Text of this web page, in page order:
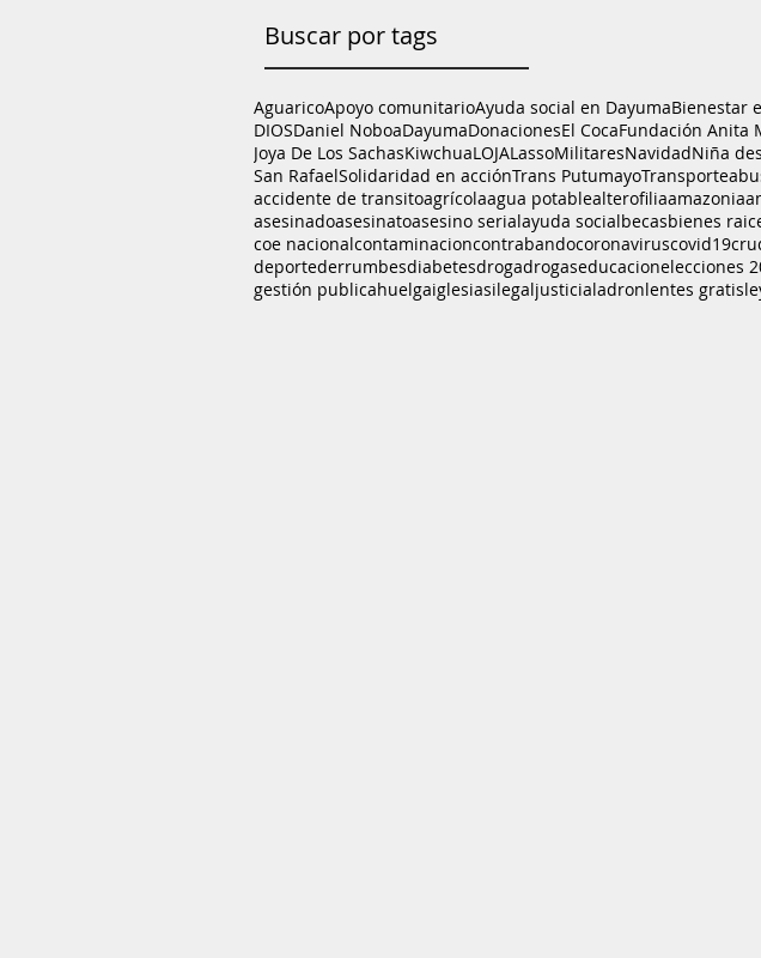
Buscar por tags
AguaricoApoyo comunitarioAyuda social en DayumaBienestar
DIOSDaniel NoboaDayumaDonacionesEl CocaFundación Anita
Joya De Los SachasKiwchuaLOJALassoMilitaresNavidadNiña
San RafaelSolidaridad en acciónTrans PutumayoTransporte
accidente de transitoagrícolaagua potablealterofiliaamazonia
asesinadoasesinatoasesino serialayuda socialbecasbienes
coe nacionalcontaminacioncontrabandocoronaviruscovid19
deportederrumbesdiabetesdrogadrogaseducacionelecciones
gestión publicahuelgaiglesiasilegaljusticialadronlentes gratis